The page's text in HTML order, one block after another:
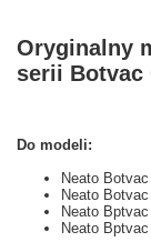
Oryginalny
serii Botvac
Do modeli:
Neato
Neato
Neato
Neato